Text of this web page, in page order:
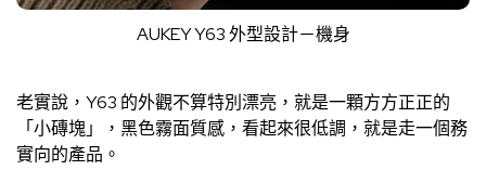
AUKEY Y63 外型設計－機身
老實說，Y63 的外觀不算特別漂亮，就是一顆方方正正的
「小磚塊」，黑色霧面質感，看起來很低調，就是走一個務
實向的產品。